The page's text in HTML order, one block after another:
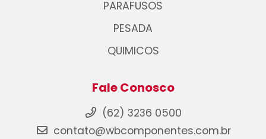
PARAFUSOS
PESADA
QUIMICOS
Fale Conosco
(62) 3236 0500
contato@wbcomponentes.com.br